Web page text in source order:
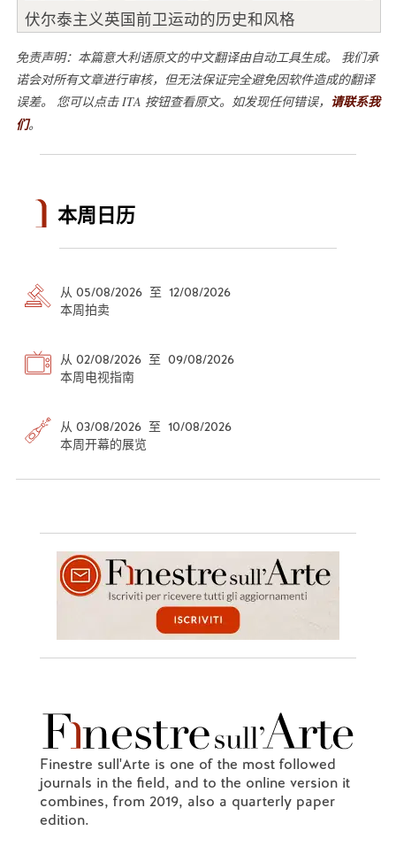
伏尔泰主义英国前卫运动的历史和风格
免责声明：本篇意大利语原文的中文翻译由自动工具生成。 我们承
诺会对所有文章进行审核，但无法保证完全避免因软件造成的翻译
误差。 您可以点击 ITA 按钮查看原文。如发现任何错误， 请联系我
们。
本周日历
从 05/08/2026 至 12/08/2026
本周拍卖
从 02/08/2026 至 09/08/2026
本周电视指南
从 03/08/2026 至 10/08/2026
本周开幕的展览
Finestre sull'Arte is one of the most followed
journals in the field, and to the online version it
combines, from 2019, also a quarterly paper
edition.